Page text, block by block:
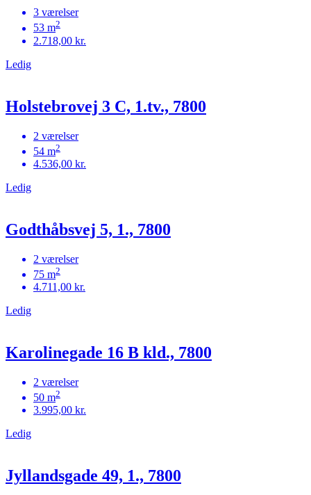
3 værelser
53 m2
2.718,00 kr.
Ledig
Holstebrovej 3 C, 1.tv., 7800
2 værelser
54 m2
4.536,00 kr.
Ledig
Godthåbsvej 5, 1., 7800
2 værelser
75 m2
4.711,00 kr.
Ledig
Karolinegade 16 B kld., 7800
2 værelser
50 m2
3.995,00 kr.
Ledig
Jyllandsgade 49, 1., 7800